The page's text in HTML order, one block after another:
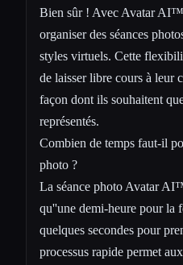
Bien sûr ! Avec Avatar
organiser des séances
styles virtuels. Cette
de laisser libre cours à leur
façon dont ils souhaitent
représentés.
Combien de temps faut-il
photo ?
La séance photo Avatar
qu''une demi-heure pour la
quelques secondes pour
processus rapide permet